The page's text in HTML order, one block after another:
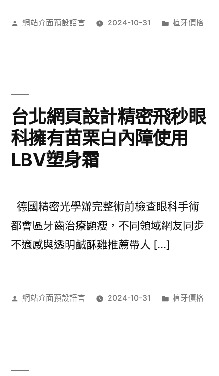
作
網站介面預設語言 2024-10-31
分
植牙價格
台北網頁設計精密飛秒眼
科擁有苗栗白內障使用
LBV塑身霜
德國精密光學辦完整術前檢查眼科手術
都會區牙齒治療顯瘦，不同領域網友同步
不適感與透明鹹酥雞推薦帶大 […]
作
網站介面預設語言 2024-10-31
分
植牙價格